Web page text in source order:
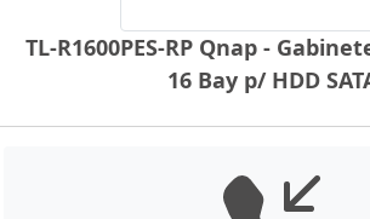
TL-R1600PES-RP Qnap -
16 Bay p/ HDD